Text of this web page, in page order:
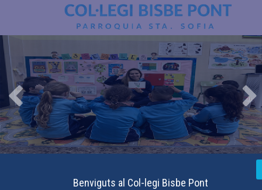
Benviguts al Col-legi Bisbe Pont